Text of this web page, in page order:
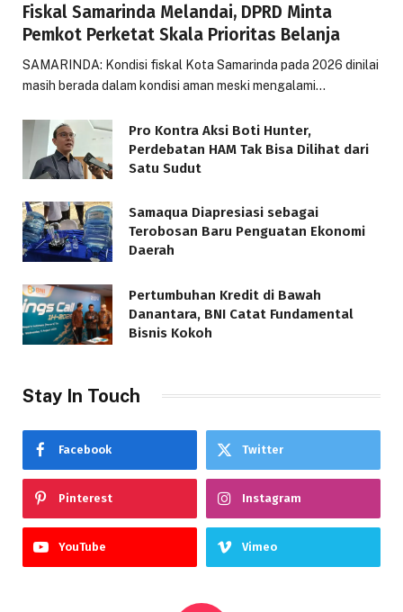
Fiskal Samarinda Melandai, DPRD Minta
Pemkot Perketat Skala Prioritas Belanja
SAMARINDA: Kondisi fiskal Kota Samarinda pada 2026 dinilai
masih berada dalam kondisi aman meski mengalami…
Pro Kontra Aksi Boti Hunter,
Perdebatan HAM Tak Bisa Dilihat dari
Satu Sudut
Samaqua Diapresiasi sebagai
Terobosan Baru Penguatan Ekonomi
Daerah
Pertumbuhan Kredit di Bawah
Danantara, BNI Catat Fundamental
Bisnis Kokoh
Stay In Touch
Facebook Twitter
Pinterest Instagram
YouTube Vimeo